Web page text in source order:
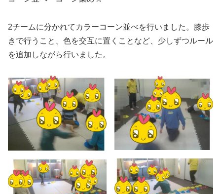
2チームに分かれてカラーコーン並べを行いました。膝歩
きで行うこと、色を交互に置くことなど、少しずつルール
を追加しながら行いました。